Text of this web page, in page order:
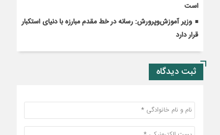
است
وزیر آموزش‌وپرورش: رسانه در خط مقدم مبارزه با دنیای استکبار
قرار دارد
ثبت دیدگاه